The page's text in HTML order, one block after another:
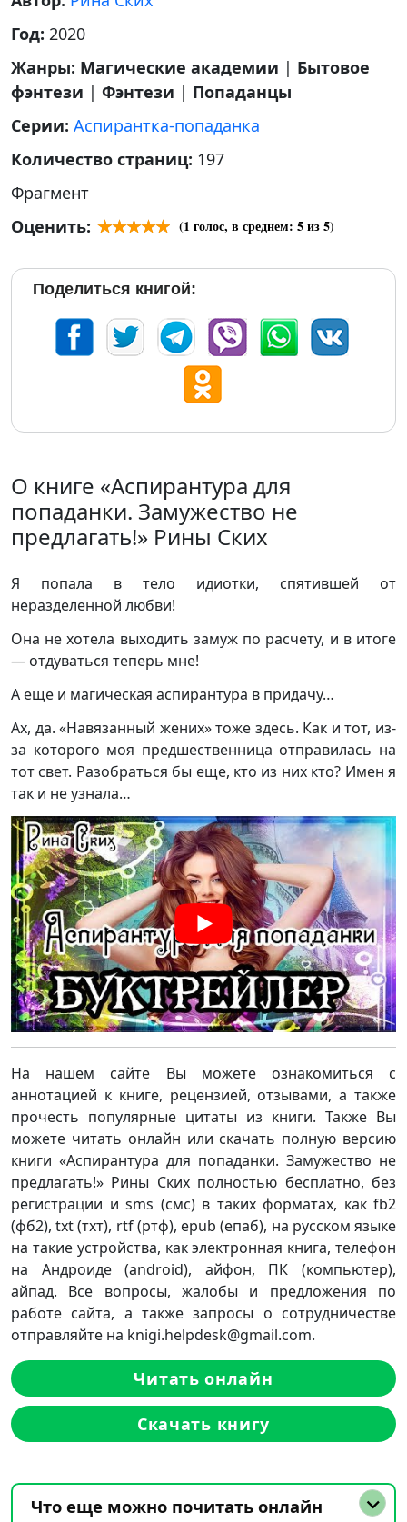
Год: 2020
Жанры: Магические академии | Бытовое
фэнтези | Фэнтези | Попаданцы
Серии: Аспирантка-попаданка
Количество страниц: 197
Фрагмент
Оценить:
(1 голос, в среднем: 5из 5)
Поделиться книгой:
О книге «Аспирантура для
попаданки. Замужество не
предлагать!» Рины Ских
Я попала в тело идиотки, спятившей от
неразделенной любви!
Она не хотела выходить замуж по расчету, и в итоге
— отдуваться теперь мне!
А еще и магическая аспирантура в придачу…
Ах, да. «Навязанный жених» тоже здесь. Как и тот, из-
за которого моя предшественница отправилась на
тот свет. Разобраться бы еще, кто из них кто? Имен я
так и не узнала…
На нашем сайте Вы можете ознакомиться с
аннотацией к книге, рецензией, отзывами, а также
прочесть популярные цитаты из книги. Также Вы
можете читать онлайн или скачать полную версию
книги «Аспирантура для попаданки. Замужество не
предлагать!» Рины Ских полностью бесплатно, без
регистрации и sms (смс) в таких форматах, как fb2
(фб2), txt (тхт), rtf (ртф), epub (епаб), на русском языке
на такие устройства, как электронная книга, телефон
на Андроиде (android), айфон, ПК (компьютер),
айпад. Все вопросы, жалобы и предложения по
работе сайта, а также запросы о сотрудничестве
отправляйте на knigi.helpdesk@gmail.com.
Читать онлайн
Скачать книгу
Что еще можно почитать онлайн